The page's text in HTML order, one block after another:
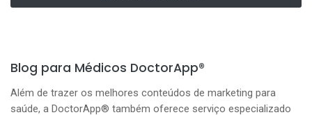
Blog para Médicos DoctorApp®
Além de trazer os melhores conteúdos de marketing para
saúde, a DoctorApp® também oferece serviço especializado